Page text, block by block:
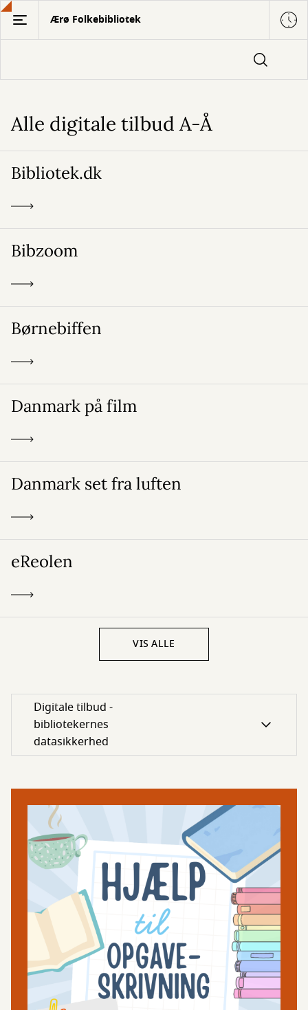
Gå
hovedindhold
Ærø Folkebibliotek
Digitale
tilbud
Alle digitale tilbud A-Å
Bibliotek.dk
Bibzoom
Børnebiffen
Danmark på film
Danmark set fra luften
eReolen
VIS ALLE
Digitale tilbud -
bibliotekernes
datasikkerhed